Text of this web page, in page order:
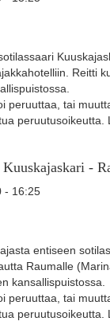
Reitti
peruuttaa, tai
peruutusoikeutta.
-
- 16:25
entiseen
Raumalle
kansallispuistossa.
peruuttaa, tai
peruutusoikeutta.